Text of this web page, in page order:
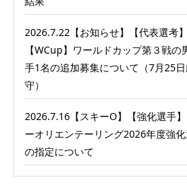
2026.7.22【お知らせ】【代表選考】
【WCup】ワールドカップ第３戦の
手1名の追加募集について（7月25
守）
2026.7.16【スキーO】【強化選手
ーオリエンテーリング2026年度強
の指定について